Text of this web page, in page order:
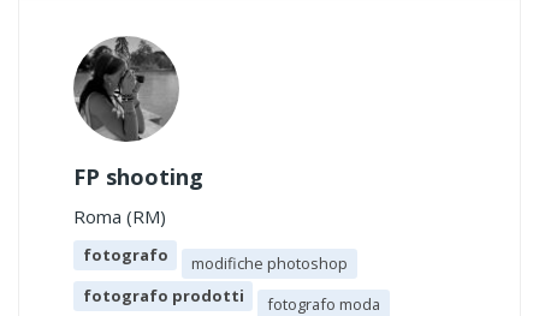
FP shooting
Roma (RM)
fotografo
modifiche photoshop
fotografo prodotti
fotografo moda